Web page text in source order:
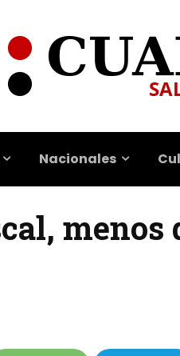
Nacionales
menos